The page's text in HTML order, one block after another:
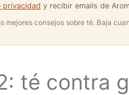
privacidad y recibir emails de
mejores consejos sobre té. Baja
té contra